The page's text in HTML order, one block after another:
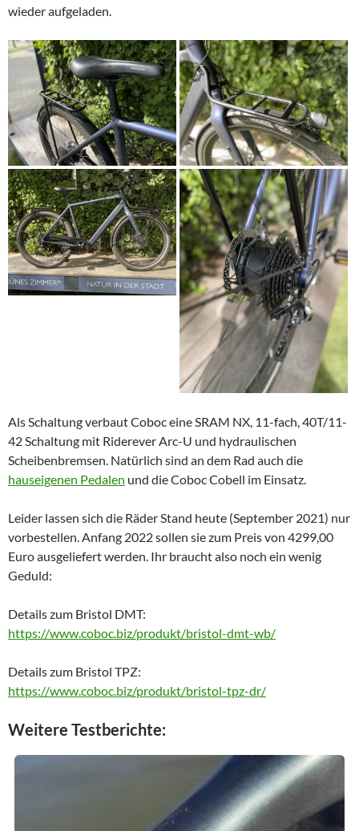
wieder aufgeladen.
Als Schaltung verbaut Coboc eine SRAM NX, 11-fach, 40T/11-
42 Schaltung mit Riderever Arc-U und hydraulischen
Scheibenbremsen. Natürlich sind an dem Rad auch die
hauseigenen Pedalen und die Coboc Cobell im Einsatz.
Leider lassen sich die Räder Stand heute (September 2021) nur
vorbestellen. Anfang 2022 sollen sie zum Preis von 4299,00
Euro ausgeliefert werden. Ihr braucht also noch ein wenig
Geduld:
Details zum Bristol DMT:
https://www.coboc.biz/produkt/bristol-dmt-wb/
Details zum Bristol TPZ:
https://www.coboc.biz/produkt/bristol-tpz-dr/
Weitere Testberichte: